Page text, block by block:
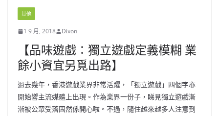
其他
1 9 月, 2018 Dixon
【品味遊戲：獨立遊戲定義模糊 業
餘小資宜另覓出路】
過去幾年，香港遊戲業界非常活躍，「獨立遊戲」四個字亦
開始響主流媒體上出現。作為業界一份子，睇見獨立遊戲漸
漸被公眾受落固然係開心啦。不過，隨住越來越多人注意到